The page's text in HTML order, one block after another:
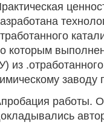
которым
из
заводу
работы.